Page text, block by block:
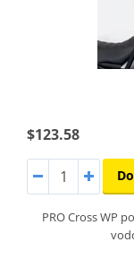
$123.58
PRO Cross WP